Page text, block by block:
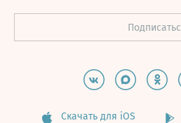
Скачать для iOS